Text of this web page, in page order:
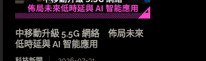
中移動升級 5.5G 網絡 佈局未來
低時延與 AI 智能應用